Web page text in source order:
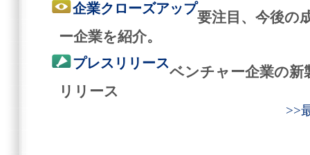
企業クローズアップ
要注目、今後の
ー企業を紹介。
プレスリリース
ベンチャー企業の新
リリース
>>